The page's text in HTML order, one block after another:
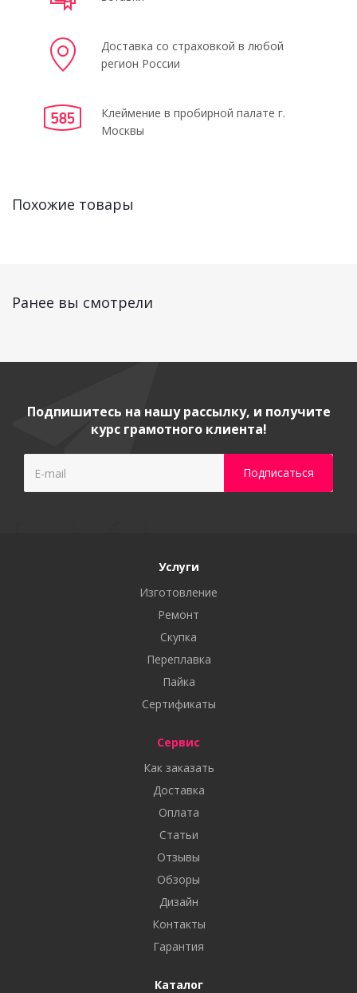
Доставка со страховкой в любой
регион России
Клеймение в пробирной палате г.
Москвы
Похожие товары
Ранее вы смотрели
Подпишитесь на нашу рассылку, и получите
курс грамотного клиента!
Услуги
Изготовление
Ремонт
Скупка
Переплавка
Пайка
Сертификаты
Сервис
Как заказать
Доставка
Оплата
Статьи
Отзывы
Обзоры
Дизайн
Контакты
Гарантия
Каталог